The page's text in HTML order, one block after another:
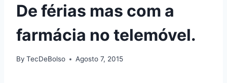
De férias mas com a
farmácia no telemóvel.
By TecDeBolso Agosto 7, 2015